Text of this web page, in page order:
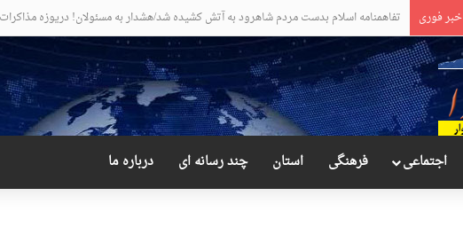
خبر فوری مواضع عجیب و دور از انتظار علی لاریجانی
اجتماعی فرهنگی استان چند رسانه ای درباره ما